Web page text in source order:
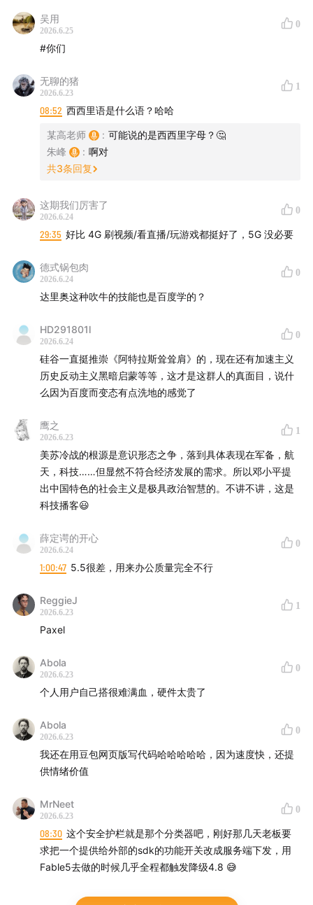
联系我们
dao160301 | 微博：
hi@dao.fm |
本节目由「声湃 WavPub」提供内容托管和数据服务支
吴用
2026.6.25
0
#你们
无聊的猪
2026.6.23
1
08:52 西西里语是什么语？哈哈
某高老师 : 可能说的是西西里字母？🤔
朱峰
: 啊对
共3条回复
这期我们厉害了
2026.6.24
0
29:35 好比 4G 刷视频/看直播/玩游戏都挺好了，5G 没必要
德式锅包肉
2026.6.24
0
达里奥这种吹牛的技能也是百度学的？
HD291801l
2026.6.24
0
硅谷一直挺推崇《阿特拉斯耸耸肩》的，现在还有加速主义
历史反动主义黑暗启蒙等等，这才是这群人的真面目，说什
么因为百度而变态有点洗地的感觉了
鹰之
2026.6.23
1
美苏冷战的根源是意识形态之争，落到具体表现在军备，航
天，科技……但显然不符合经济发展的需求。所以邓小平提
出中国特色的社会主义是极具政治智慧的。不讲不讲，这是
科技播客😃
薛定谔的开心
2026.6.24
0
1:00:47 5.5很差，用来办公质量完全不行
ReggieJ
2026.6.23
1
Paxel
Abola
2026.6.23
0
个人用户自己搭很难满血，硬件太贵了
Abola
2026.6.23
0
我还在用豆包网页版写代码哈哈哈哈哈，因为速度快，还提
供情绪价值
MrNeet
2026.6.23
0
08:30 这个安全护栏就是那个分类器吧，刚好那几天老板要
求把一个提供给外部的sdk的功能开关改成服务端下发，用
Fable5去做的时候几乎全程都触发降级4.8 😅